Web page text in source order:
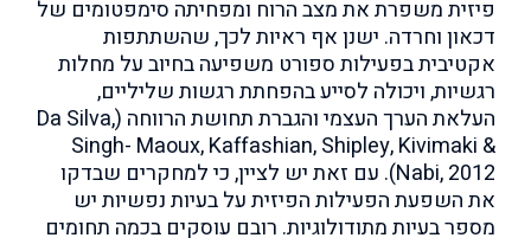
פיזית משפרת את מצב הרוח ומפחיתה סימפטומים של
דכאון וחרדה. ישנן אף ראיות לכך, שהשתתפות
אקטיבית בפעילות ספורט משפיעה בחיוב על מחלות
רגשיות, ויכולה לסייע בהפחתת רגשות שליליים,
העלאת הערך העצמי והגברת תחושת הרווחה (Da Silva,
Singh- Maoux, Kaffashian, Shipley, Kivimaki &
Nabi, 2012). עם זאת יש לציין, כי למחקרים שבדקו
את השפעת הפעילות הפיזית על בעיות נפשיות יש
מספר בעיות מתודולוגיות. רובם עוסקים בכמה תחומים